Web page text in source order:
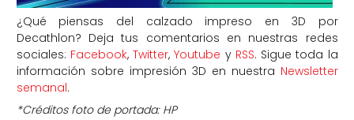
¿Qué piensas del calzado impreso en 3D por
Decathlon? Deja tus comentarios en nuestras redes
sociales: Facebook, Twitter,Youtube y RSS. Sigue toda la
información sobre impresión 3D en nuestra Newsletter
semanal.
*Créditos foto de portada: HP